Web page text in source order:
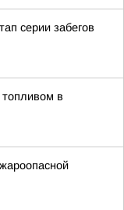
серии забегов
топливом в